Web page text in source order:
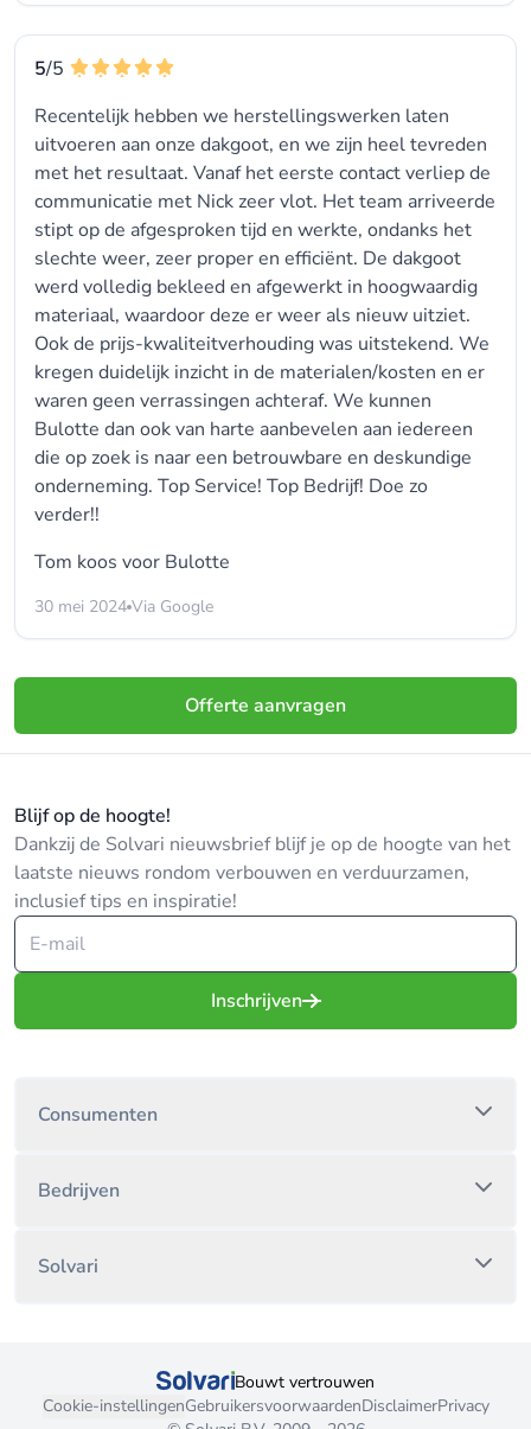
5/5
Recentelijk hebben we herstellingswerken laten
uitvoeren aan onze dakgoot, en we zijn heel tevreden
met het resultaat. Vanaf het eerste contact verliep de
communicatie met Nick zeer vlot. Het team arriveerde
stipt op de afgesproken tijd en werkte, ondanks het
slechte weer, zeer proper en efficiënt. De dakgoot
werd volledig bekleed en afgewerkt in hoogwaardig
materiaal, waardoor deze er weer als nieuw uitziet.
Ook de prijs-kwaliteitverhouding was uitstekend. We
kregen duidelijk inzicht in de materialen/kosten en er
waren geen verrassingen achteraf. We kunnen
Bulotte dan ook van harte aanbevelen aan iedereen
die op zoek is naar een betrouwbare en deskundige
onderneming. Top Service! Top Bedrijf! Doe zo
verder!!
Tom koos voor Bulotte
30 mei 2024 Via Google
Offerte aanvragen
Blijf op de hoogte!
Dankzij de Solvari nieuwsbrief blijf je op de hoogte van het
laatste nieuws rondom verbouwen en verduurzamen,
inclusief tips en inspiratie!
Inschrijven
Consumenten
Bedrijven
Solvari
Bouwt vertrouwen
Cookie-instellingenGebruikersvoorwaardenDisclaimerPrivacy